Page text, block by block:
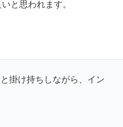
と思われます。
掛け持ちしながら、イン